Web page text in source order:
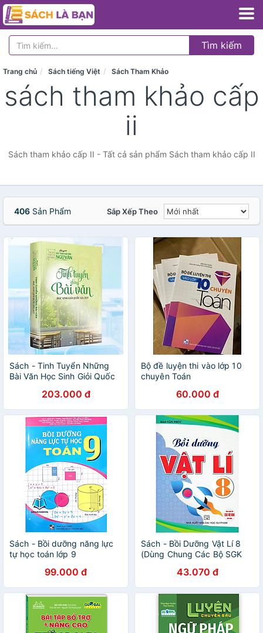
Tìm kiếm
Trang chủ Sách tiếng Việt Sách Tham Khảo
sách tham khảo cấp
ii
Sách tham khảo cấp II - Tất cả sản phẩm Sách tham khảo cấp II
406 Sản Phẩm Sắp Xếp Theo
Sách - Tinh Tuyển Những
Bài Văn Học Sinh Giỏi Quốc
203.000 đ
Bộ đề luyện thi vào lớp 10
chuyên Toán
60.000 đ
Sách - Bồi dưỡng năng lực
tự học toán lớp 9
99.000 đ
Sách - Bồi Dưỡng Vật Lí 8
(Dùng Chung Các Bộ SGK
43.070 đ